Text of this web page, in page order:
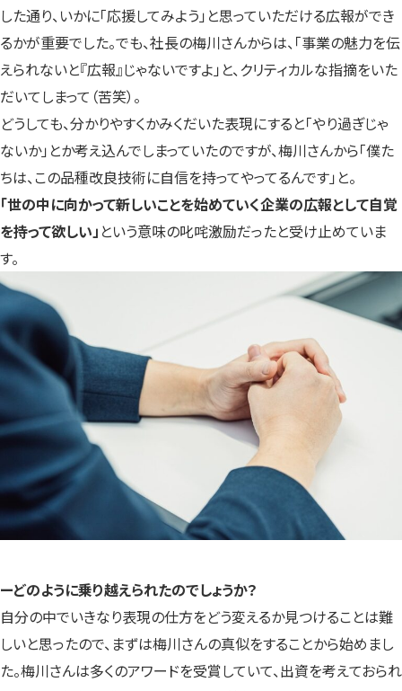
した通り、いかに「応援してみよう」と思っていただける広報ができ
るかが重要でした。でも、社長の梅川さんからは、「事業の魅力を伝
えられないと『広報』じゃないですよ」と、クリティカルな指摘をいた
だいてしまって（苦笑）。
どうしても、分かりやすくかみくだいた表現にすると「やり過ぎじゃ
ないか」とか考え込んでしまっていたのですが、梅川さんから「僕た
ちは、この品種改良技術に自信を持ってやってるんです」と。
「世の中に向かって新しいことを始めていく企業の広報として自覚
を持って欲しい」 という意味の叱咤激励だったと受け止めていま
す。
ーどのように乗り越えられたのでしょうか？
自分の中でいきなり表現の仕方をどう変えるか見つけることは難
しいと思ったので、まずは梅川さんの真似をすることから始めまし
た。梅川さんは多くのアワードを受賞していて、出資を考えておられ